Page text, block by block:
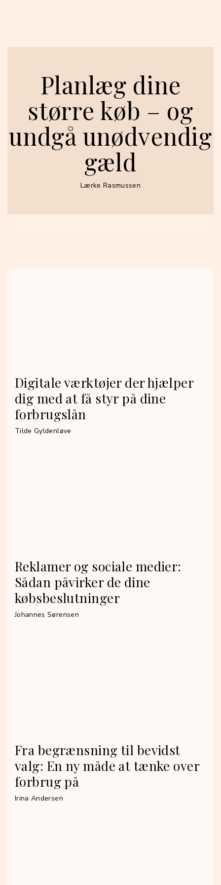
Planlæg dine
større køb – og
undgå unødvendig
gæld
Lærke Rasmussen
Digitale værktøjer der hjælper
dig med at få styr på dine
forbrugslån
Tilde Gyldenløve
Reklamer og sociale medier:
Sådan påvirker de dine
købsbeslutninger
Johannes Sørensen
Fra begrænsning til bevidst
valg: En ny måde at tænke over
forbrug på
Irina Andersen